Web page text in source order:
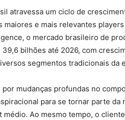
atravessa um ciclo de
maiores e mais relevantes
o mercado brasileiro de
bilhões até 2026, com
segmentos tradicionais da
mudanças profundas no
para se tornar parte da
Ao mesmo tempo, o